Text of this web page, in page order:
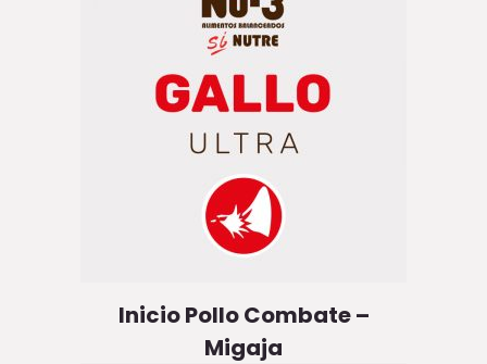
Inicio Pollo Combate –
Migaja